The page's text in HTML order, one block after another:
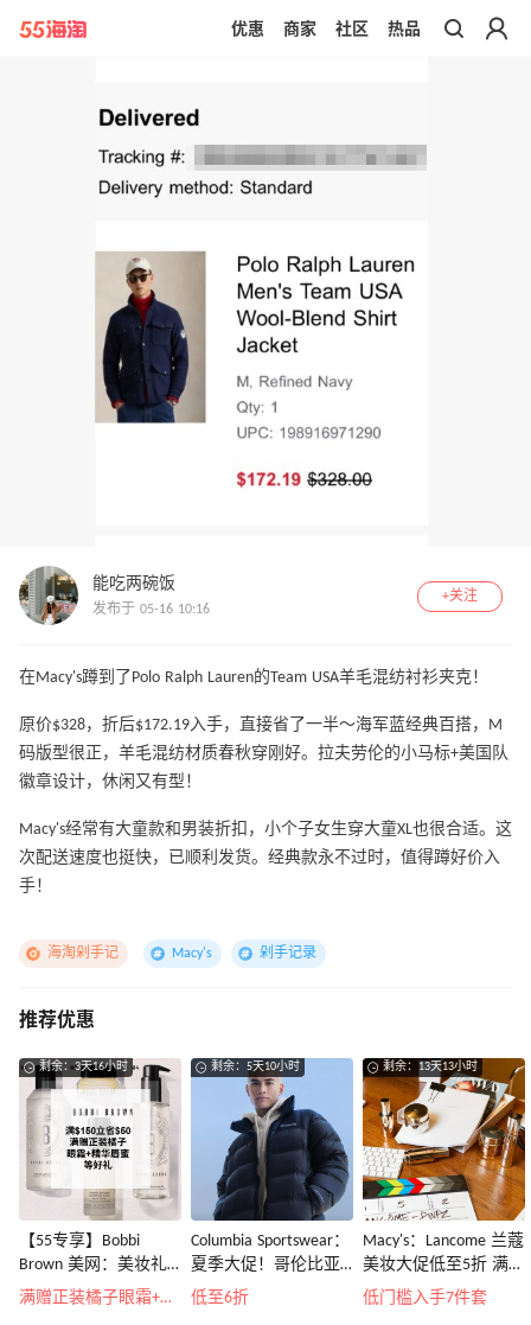
带你去官网买正品
优惠 商家 社区 热品
能吃两碗饭
发布于 05-16 10:16
+关注
在Macy's蹲到了Polo Ralph Lauren的Team USA羊毛混纺衬衫夹克！
原价$328，折后$172.19入手，直接省了一半～海军蓝经典百搭，M
码版型很正，羊毛混纺材质春秋穿刚好。拉夫劳伦的小马标+美国队
徽章设计，休闲又有型！
Macy's经常有大童款和男装折扣，小个子女生穿大童XL也很合适。这
次配送速度也挺快，已顺利发货。经典款永不过时，值得蹲好价入
手！
海淘剁手记 Macy's 剁手记录
推荐优惠
剩余：3天16小时
【55专享】Bobbi
Brown 美网：美妆礼
遇！满$150立省$50
满赠正装橘子眼霜+精华唇蜜等好礼
剩余：5天10小时
Columbia Sportswear：
夏季大促！哥伦比亚
运动热卖
低至6折
剩余：13天13小时
Macy's：Lancome 兰蔻
美妆大促低至5折 满赠
三重好礼
低门槛入手7件套